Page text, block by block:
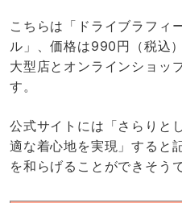
こちらは「ドライブラフィ
ル」、価格は990円（税込）
大型店とオンラインショッ
す。
公式サイトには「さらりと
適な着心地を実現」すると
を和らげることができそうで